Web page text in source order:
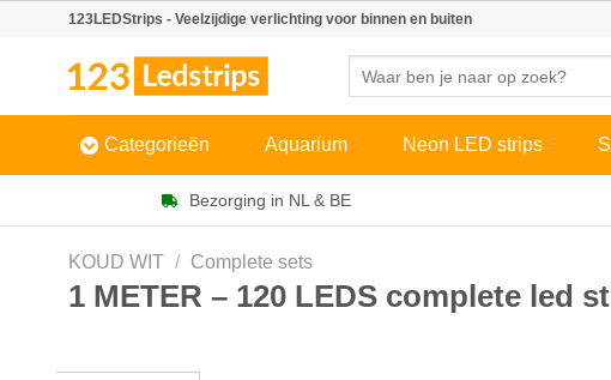
123LEDStrips - Veelzijdige verlichting voor binnen en buiten
Categorieën Aquarium Neon LED strips
Bezorging in NL & BE
KOUD WIT / Complete sets
1 METER – 120 LEDS complete led